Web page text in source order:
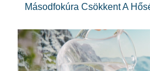
Másodfokúra Csökkent A